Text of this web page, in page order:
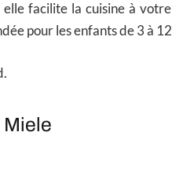
facilite la cuisine à
pour les enfants de 3 à
Miele